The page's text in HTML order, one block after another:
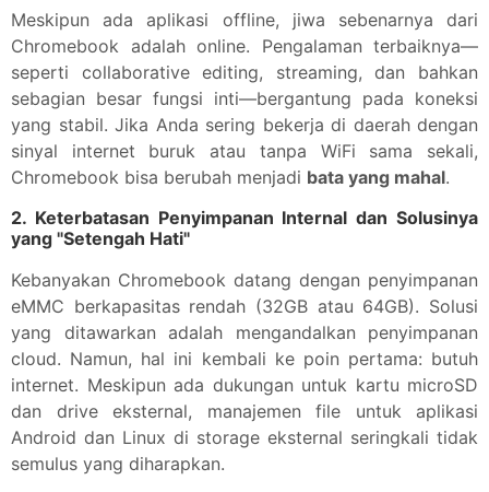
Meskipun ada aplikasi offline, jiwa sebenarnya dari
Chromebook adalah online. Pengalaman terbaiknya—
seperti collaborative editing, streaming, dan bahkan
sebagian besar fungsi inti—bergantung pada koneksi
yang stabil. Jika Anda sering bekerja di daerah dengan
sinyal internet buruk atau tanpa WiFi sama sekali,
Chromebook bisa berubah menjadi bata yang mahal.
2. Keterbatasan Penyimpanan Internal dan Solusinya
yang "Setengah Hati"
Kebanyakan Chromebook datang dengan penyimpanan
eMMC berkapasitas rendah (32GB atau 64GB). Solusi
yang ditawarkan adalah mengandalkan penyimpanan
cloud. Namun, hal ini kembali ke poin pertama: butuh
internet. Meskipun ada dukungan untuk kartu microSD
dan drive eksternal, manajemen file untuk aplikasi
Android dan Linux di storage eksternal seringkali tidak
semulus yang diharapkan.